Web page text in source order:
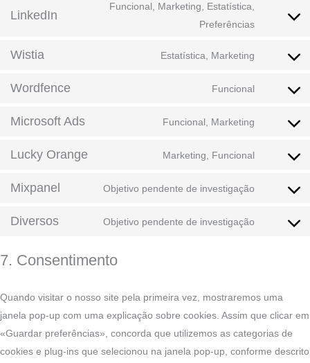
LinkedIn
Funcional, Marketing, Estatística,
Preferências
Wistia Estatística, Marketing
Wordfence Funcional
Microsoft Ads Funcional, Marketing
Lucky Orange Marketing, Funcional
Mixpanel Objetivo pendente de investigação
Diversos Objetivo pendente de investigação
7. Consentimento
Quando visitar o nosso site pela primeira vez, mostraremos uma
janela pop-up com uma explicação sobre cookies. Assim que clicar em
«Guardar preferências», concorda que utilizemos as categorias de
cookies e plug-ins que selecionou na janela pop-up, conforme descrito